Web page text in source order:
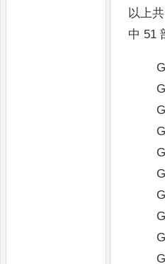
以上
中 51